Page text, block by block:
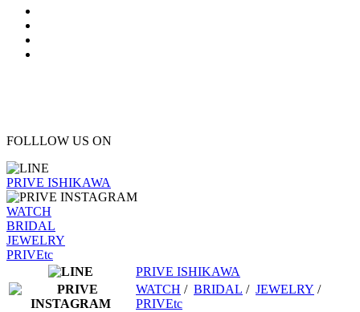
FOLLLOW US ON
PRIVE ISHIKAWA
WATCH
BRIDAL
JEWELRY
PRIVEtc
PRIVE ISHIKAWA
WATCH / BRIDAL / JEWELRY /
PRIVEtc